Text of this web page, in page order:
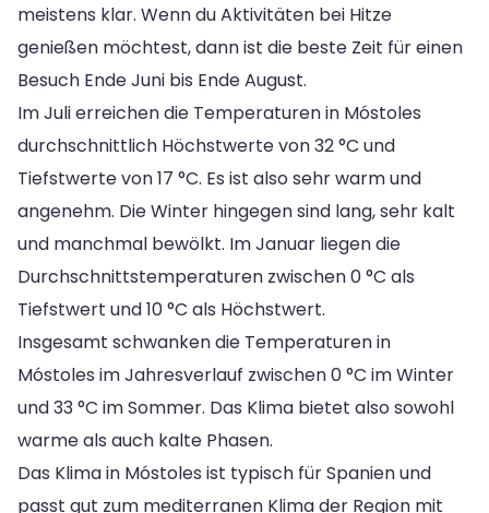
meistens klar. Wenn du Aktivitäten bei Hitze
genießen möchtest, dann ist die beste Zeit für einen
Besuch Ende Juni bis Ende August.
Im Juli erreichen die Temperaturen in Móstoles
durchschnittlich Höchstwerte von 32 °C und
Tiefstwerte von 17 °C. Es ist also sehr warm und
angenehm. Die Winter hingegen sind lang, sehr kalt
und manchmal bewölkt. Im Januar liegen die
Durchschnittstemperaturen zwischen 0 °C als
Tiefstwert und 10 °C als Höchstwert.
Insgesamt schwanken die Temperaturen in
Móstoles im Jahresverlauf zwischen 0 °C im Winter
und 33 °C im Sommer. Das Klima bietet also sowohl
warme als auch kalte Phasen.
Das Klima in Móstoles ist typisch für Spanien und
passt gut zum mediterranen Klima der Region mit